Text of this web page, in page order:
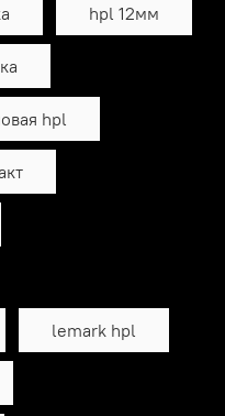
hpl 12мм
hpl
lemark hpl